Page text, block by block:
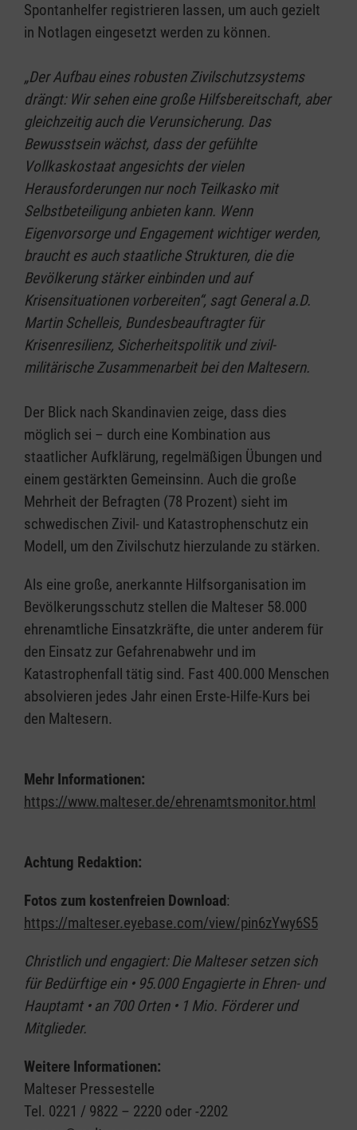
Spontanhelfer registrieren lassen, um auch gezielt
in Notlagen eingesetzt werden zu können.
„Der Aufbau eines robusten Zivilschutzsystems
drängt: Wir sehen eine große Hilfsbereitschaft, aber
gleichzeitig auch die Verunsicherung. Das
Bewusstsein wächst, dass der gefühlte
Vollkaskostaat angesichts der vielen
Herausforderungen nur noch Teilkasko mit
Selbstbeteiligung anbieten kann. Wenn
Eigenvorsorge und Engagement wichtiger werden,
braucht es auch staatliche Strukturen, die die
Bevölkerung stärker einbinden und auf
Krisensituationen vorbereiten“, sagt General a.D.
Martin Schelleis, Bundesbeauftragter für
Krisenresilienz, Sicherheitspolitik und zivil-
militärische Zusammenarbeit bei den Maltesern.
Der Blick nach Skandinavien zeige, dass dies
möglich sei – durch eine Kombination aus
staatlicher Aufklärung, regelmäßigen Übungen und
einem gestärkten Gemeinsinn. Auch die große
Mehrheit der Befragten (78 Prozent) sieht im
schwedischen Zivil- und Katastrophenschutz ein
Modell, um den Zivilschutz hierzulande zu stärken.
Als eine große, anerkannte Hilfsorganisation im
Bevölkerungsschutz stellen die Malteser 58.000
ehrenamtliche Einsatzkräfte, die unter anderem für
den Einsatz zur Gefahrenabwehr und im
Katastrophenfall tätig sind. Fast 400.000 Menschen
absolvieren jedes Jahr einen Erste-Hilfe-Kurs bei
den Maltesern.
Mehr Informationen:
https://www.malteser.de/ehrenamtsmonitor.html
Achtung Redaktion:
Fotos zum kostenfreien Download:
https://malteser.eyebase.com/view/pin6zYwy6S5
Christlich und engagiert: Die Malteser setzen sich
für Bedürftige ein • 95.000 Engagierte in Ehren- und
Hauptamt • an 700 Orten • 1 Mio. Förderer und
Mitglieder.
Weitere Informationen:
Malteser Pressestelle
Tel. 0221 / 9822 – 2220 oder -2202